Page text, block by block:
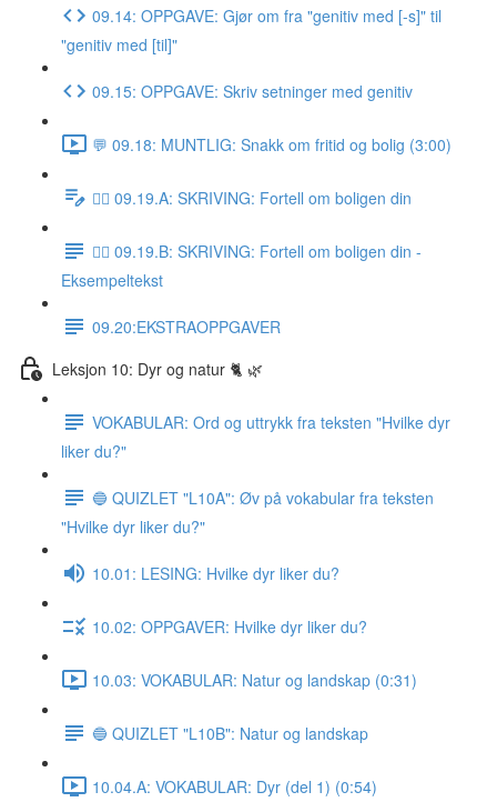
09.14: OPPGAVE: Gjør om fra "genitiv med [-s]" til
"genitiv med [til]"
09.15: OPPGAVE: Skriv setninger med genitiv
💬 09.18: MUNTLIG: Snakk om fritid og bolig (3:00)
✍🏼 09.19.A: SKRIVING: Fortell om boligen din
✍🏼 09.19.B: SKRIVING: Fortell om boligen din -
Eksempeltekst
09.20:EKSTRAOPPGAVER
Leksjon 10: Dyr og natur 🐈 🌿
VOKABULAR: Ord og uttrykk fra teksten "Hvilke dyr
liker du?"
🔵 QUIZLET "L10A": Øv på vokabular fra teksten
"Hvilke dyr liker du?"
10.01: LESING: Hvilke dyr liker du?
10.02: OPPGAVER: Hvilke dyr liker du?
10.03: VOKABULAR: Natur og landskap (0:31)
🔵 QUIZLET "L10B": Natur og landskap
10.04.A: VOKABULAR: Dyr (del 1) (0:54)